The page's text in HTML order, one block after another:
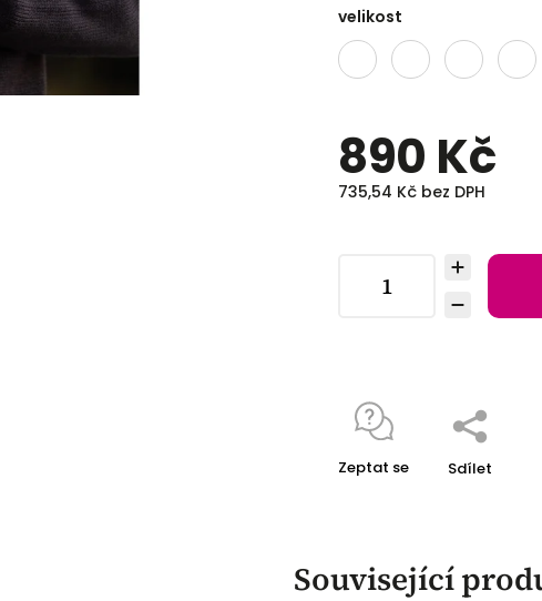
velikost
890 Kč
735,54 Kč bez DPH
Zeptat se Sdílet
Související